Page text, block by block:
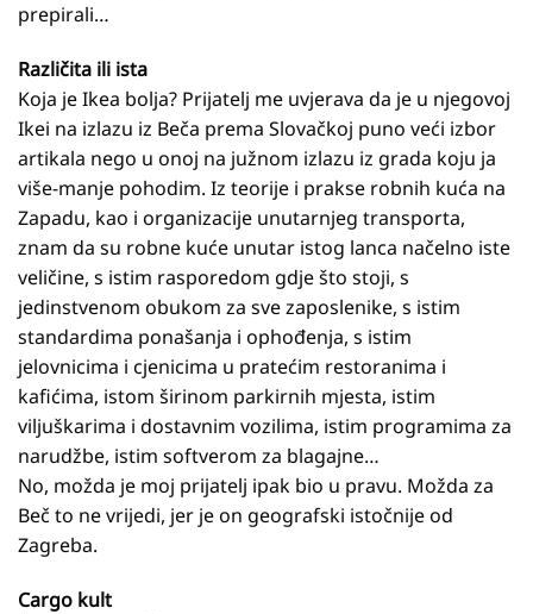
prepirali…
Različita ili ista
Koja je Ikea bolja? Prijatelj me uvjerava da je u njegovoj
Ikei na izlazu iz Beča prema Slovačkoj puno veći izbor
artikala nego u onoj na južnom izlazu iz grada koju ja
više-manje pohodim. Iz teorije i prakse robnih kuća na
Zapadu, kao i organizacije unutarnjeg transporta,
znam da su robne kuće unutar istog lanca načelno iste
veličine, s istim rasporedom gdje što stoji, s
jedinstvenom obukom za sve zaposlenike, s istim
standardima ponašanja i ophođenja, s istim
jelovnicima i cjenicima u pratećim restoranima i
kafićima, istom širinom parkirnih mjesta, istim
viljuškarima i dostavnim vozilima, istim programima za
narudžbe, istim softverom za blagajne…
No, možda je moj prijatelj ipak bio u pravu. Možda za
Beč to ne vrijedi, jer je on geografski istočnije od
Zagreba.
Cargo kult